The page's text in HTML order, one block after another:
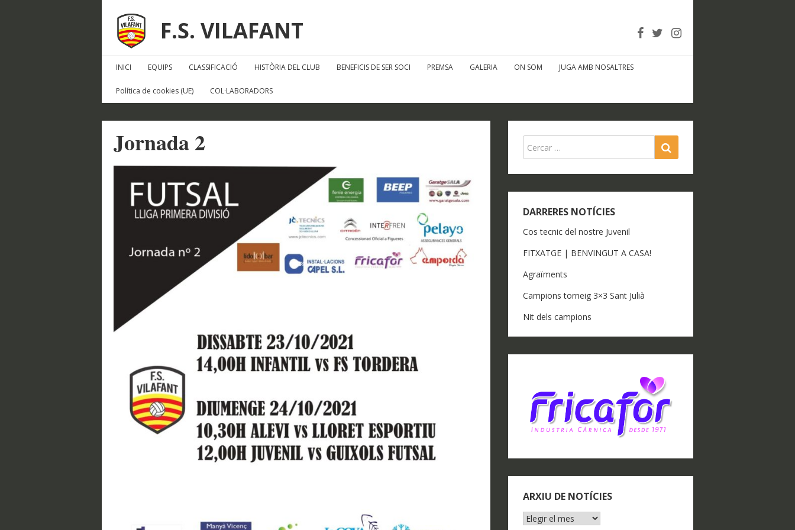
F.S. VILAFANT
INICI EQUIPS CLASSIFICACIÓ HISTÒRIA DEL CLUB BENEFICIS DE SER SOCI PREMSA GALERIA ON SOM JUGA AMB NOSALTRES
Política de cookies (UE) COL·LABORADORS
Jornada 2
DARRERES NOTÍCIES
Cos tecnic del nostre Juvenil
FITXATGE | BENVINGUT A CASA!
Agraïments
Campions torneig 3×3 Sant Julià
Nit dels campions
ARXIU DE NOTÍCIES
ARXIU